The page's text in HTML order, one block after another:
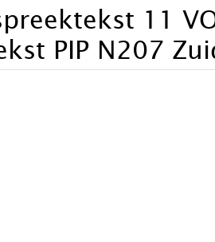
11
PIP N207